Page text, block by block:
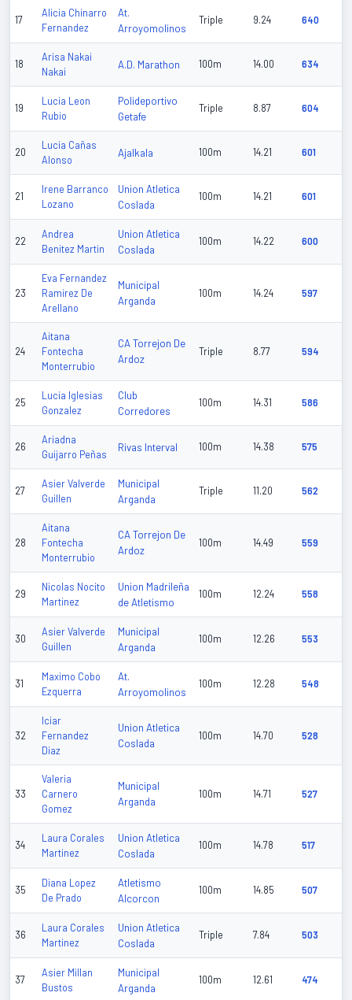
17
Alicia Chinarro
Fernandez
At.
Arroyomolinos
Triple 9.24 640
18
Arisa Nakai
Nakai
A.D. Marathon 100m 14.00 634
19
Lucia Leon
Rubio
Polideportivo
Getafe
Triple 8.87 604
20
Lucia Cañas
Alonso
Ajalkala 100m 14.21 601
21
Irene Barranco
Lozano
Union Atletica
Coslada
100m 14.21 601
22
Andrea
Benitez Martin
Union Atletica
Coslada
100m 14.22 600
23
Eva Fernandez
Ramirez De
Arellano
Municipal
Arganda
100m 14.24 597
24
Aitana
Fontecha
Monterrubio
CA Torrejon De
Ardoz
Triple 8.77 594
25
Lucia Iglesias
Gonzalez
Club
Corredores
100m 14.31 586
26
Ariadna
Guijarro Peñas
Rivas Interval 100m 14.38 575
27
Asier Valverde
Guillen
Municipal
Arganda
Triple 11.20 562
28
Aitana
Fontecha
Monterrubio
CA Torrejon De
Ardoz
100m 14.49 559
29
Nicolas Nocito
Martinez
Union Madrileña
de Atletismo
100m 12.24 558
30
Asier Valverde
Guillen
Municipal
Arganda
100m 12.26 553
31
Maximo Cobo
Ezquerra
At.
Arroyomolinos
100m 12.28 548
32
Iciar
Fernandez
Diaz
Union Atletica
Coslada
100m 14.70 528
33
Valeria
Carnero
Gomez
Municipal
Arganda
100m 14.71 527
34
Laura Corales
Martinez
Union Atletica
Coslada
100m 14.78 517
35
Diana Lopez
De Prado
Atletismo
Alcorcon
100m 14.85 507
36
Laura Corales
Martinez
Union Atletica
Coslada
Triple 7.84 503
37
Asier Millan
Bustos
Municipal
Arganda
100m 12.61 474